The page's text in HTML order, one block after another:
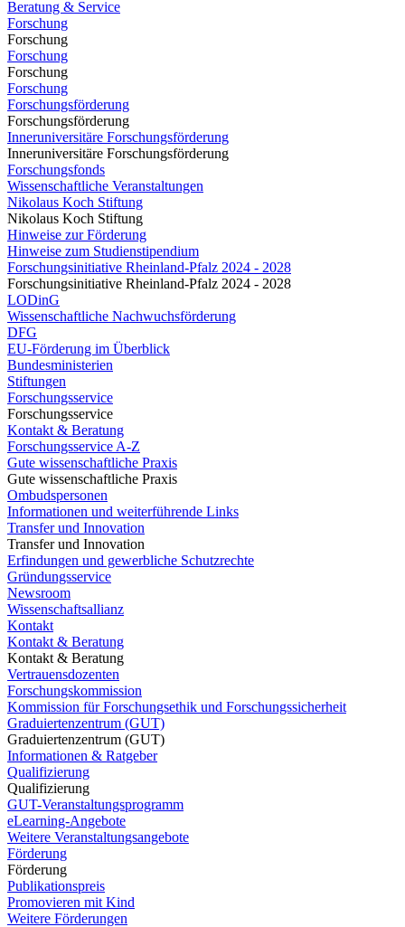
Beratung & Service
Forschung
Forschung
Forschung
Forschung
Forschung
Forschungsförderung
Forschungsförderung
Inneruniversitäre Forschungsförderung
Inneruniversitäre Forschungsförderung
Forschungsfonds
Wissenschaftliche Veranstaltungen
Nikolaus Koch Stiftung
Nikolaus Koch Stiftung
Hinweise zur Förderung
Hinweise zum Studienstipendium
Forschungsinitiative Rheinland-Pfalz 2024 - 2028
Forschungsinitiative Rheinland-Pfalz 2024 - 2028
LODinG
Wissenschaftliche Nachwuchsförderung
DFG
EU-Förderung im Überblick
Bundesministerien
Stiftungen
Forschungsservice
Forschungsservice
Kontakt & Beratung
Forschungsservice A-Z
Gute wissenschaftliche Praxis
Gute wissenschaftliche Praxis
Ombudspersonen
Informationen und weiterführende Links
Transfer und Innovation
Transfer und Innovation
Erfindungen und gewerbliche Schutzrechte
Gründungsservice
Newsroom
Wissenschaftsallianz
Kontakt
Kontakt & Beratung
Kontakt & Beratung
Vertrauensdozenten
Forschungskommission
Kommission für Forschungsethik und Forschungssicherheit
Graduiertenzentrum (GUT)
Graduiertenzentrum (GUT)
Informationen & Ratgeber
Qualifizierung
Qualifizierung
GUT-Veranstaltungsprogramm
eLearning-Angebote
Weitere Veranstaltungsangebote
Förderung
Förderung
Publikationspreis
Promovieren mit Kind
Weitere Förderungen